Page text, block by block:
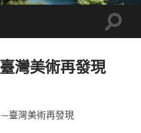
Toggle
灣美術再發現
臺灣美術再發現